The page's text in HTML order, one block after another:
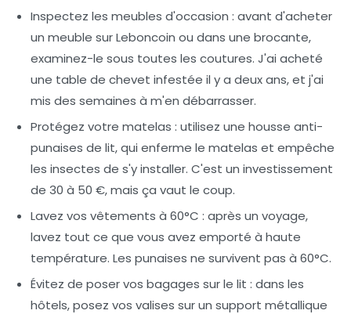
Inspectez les meubles d'occasion : avant d'acheter
un meuble sur Leboncoin ou dans une brocante,
examinez-le sous toutes les coutures. J'ai acheté
une table de chevet infestée il y a deux ans, et j'ai
mis des semaines à m'en débarrasser.
Protégez votre matelas : utilisez une housse anti-
punaises de lit, qui enferme le matelas et empêche
les insectes de s'y installer. C'est un investissement
de 30 à 50 €, mais ça vaut le coup.
Lavez vos vêtements à 60°C : après un voyage,
lavez tout ce que vous avez emporté à haute
température. Les punaises ne survivent pas à 60°C.
Évitez de poser vos bagages sur le lit : dans les
hôtels, posez vos valises sur un support métallique